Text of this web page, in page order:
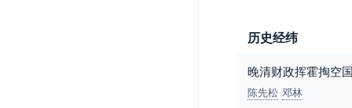
历史经纬
晚清财政挥霍掏空
陈先松 邓林